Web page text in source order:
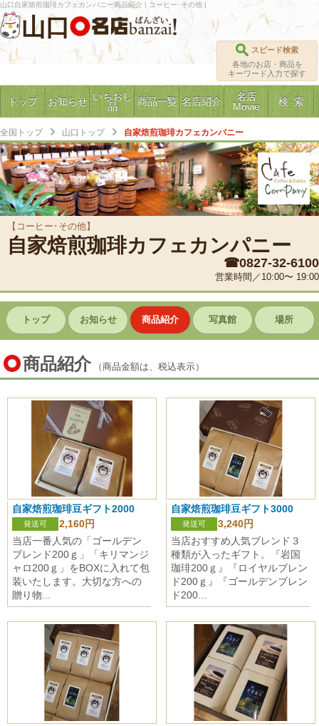
山口自家焙煎珈琲カフェカンパニー商品紹介 | コーヒー･その他 |
山口
スピード検索
各地のお店・商品を
キーワード入力で探す
トップ お知らせ いちおし
品
商品一覧 名店紹介
名店
Movie
検 索
全国トップ 山口トップ 自家焙煎珈琲カフェカンパニー
【コーヒー･その他】
自家焙煎珈琲カフェカンパニー
☎0827-32-6100
営業時間／10:00〜 19:00
トップ お知らせ 商品紹介 写真館 場所
商品紹介 （商品金額は、税込表示）
自家焙煎珈琲豆ギフト2000
発送可
2,160円
当店一番人気の「ゴールデン
ブレンド200ｇ」「キリマンジ
ャロ200ｇ」をBOXに入れて包
装いたします。大切な方への
贈り物...
自家焙煎珈琲豆ギフト3000
発送可
3,240円
当店おすすめ人気ブレンド３
種類が入ったギフト。『岩国
珈琲200ｇ』『ロイヤルブレン
ド200ｇ』『ゴールデンブレン
ド200...